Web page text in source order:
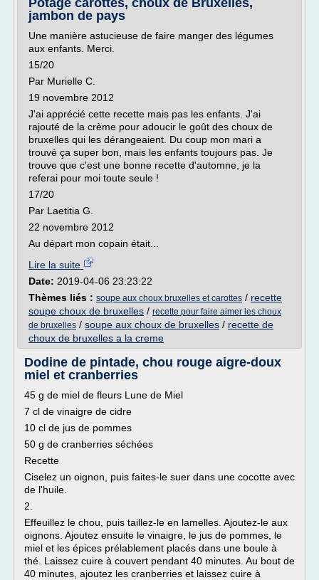
Potage carottes, choux de Bruxelles,
jambon de pays
Une manière astucieuse de faire manger des légumes
aux enfants. Merci.
15/20
Par Murielle C.
19 novembre 2012
J'ai apprécié cette recette mais pas les enfants. J'ai
rajouté de la crème pour adoucir le goût des choux de
bruxelles qui les dérangeaient. Du coup mon mari a
trouvé ça super bon, mais les enfants toujours pas. Je
trouve que c'est une bonne recette d'automne, je la
referai pour moi toute seule !
17/20
Par Laetitia G.
22 novembre 2012
Au départ mon copain était...
Lire la suite
Date: 2019-04-06 23:23:22
Thèmes liés : soupe aux choux bruxelles et carottes / recette
soupe choux de bruxelles / recette pour faire aimer les choux
de bruxelles / soupe aux choux de bruxelles / recette de
choux de bruxelles a la creme
Dodine de pintade, chou rouge aigre-doux
miel et cranberries
45 g de miel de fleurs Lune de Miel
7 cl de vinaigre de cidre
10 cl de jus de pommes
50 g de cranberries séchées
Recette
Ciselez un oignon, puis faites-le suer dans une cocotte avec
de l'huile.
2.
Effeuillez le chou, puis taillez-le en lamelles. Ajoutez-le aux
oignons. Ajoutez ensuite le vinaigre, le jus de pommes, le
miel et les épices prélablement placés dans une boule à
thé. Laissez cuire à couvert pendant 40 minutes. Au bout de
40 minutes, ajoutez les cranberries et laissez cuire à